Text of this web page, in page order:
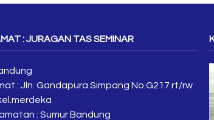
: JURAGAN TAS SEMINAR
: Jln. Gandapura Simpang No.G217 rt/rw
: Sumur Bandung